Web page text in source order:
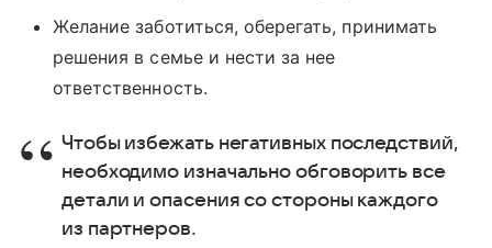
Желание заботиться, оберегать, принимать
решения в семье и нести за нее
ответственность.
Чтобы избежать негативных последствий,
необходимо изначально обговорить все
детали и опасения со стороны каждого
из партнеров.